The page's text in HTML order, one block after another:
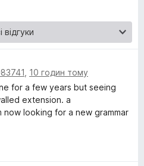
10 годин тому
for a few years but seeing
extension. a
now looking for a new grammar